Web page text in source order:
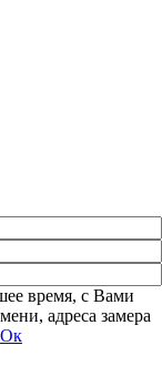
время, с Вами
адреса замера
Ок